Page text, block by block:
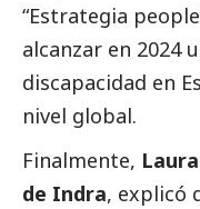
“Estrategia
alcanzar en 2024
discapacidad en
nivel global.
Finalmente,
de Indra, explicó